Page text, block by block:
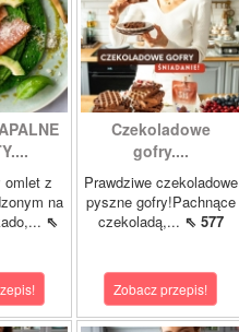
omlet z
na
⇖
Czekoladowe
gofry....
Prawdziwe czekoladowe
pyszne gofry!Pachnące
czekoladą,... ⇖ 577
Zobacz przepis!